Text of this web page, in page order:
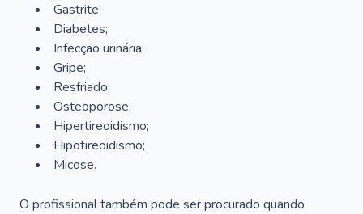
Gastrite;
Diabetes;
Infecção urinária;
Gripe;
Resfriado;
Osteoporose;
Hipertireoidismo;
Hipotireoidismo;
Micose.
O profissional também pode ser procurado quando